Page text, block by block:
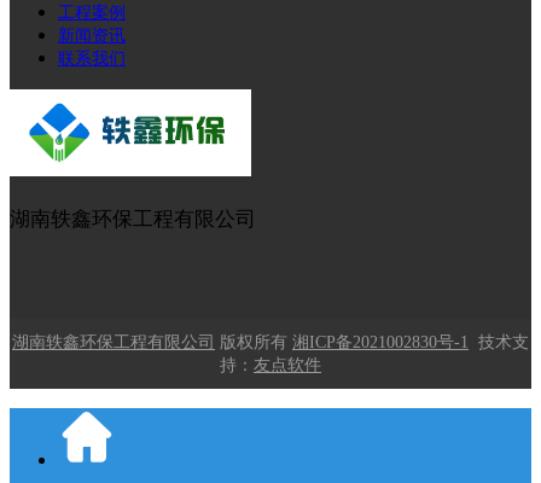
工程案例
新闻资讯
联系我们
湖南轶鑫环保工程有限公司
湖南轶鑫环保工程有限公司 版权所有 湘ICP备2021002830号-1 技术支
持： 友点软件